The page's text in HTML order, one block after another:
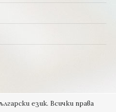
език. Всички права